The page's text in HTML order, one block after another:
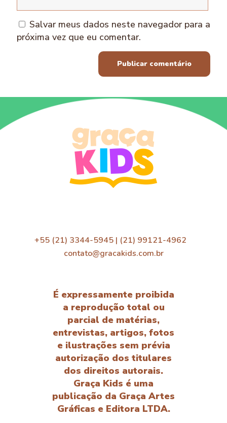
Salvar meus dados neste navegador para a
próxima vez que eu comentar.
+55 (21) 3344-5945 | (21) 99121-4962
contato@gracakids.com.br
É expressamente proibida
a reprodução total ou
parcial de matérias,
entrevistas, artigos, fotos
e ilustrações sem prévia
autorização dos titulares
dos direitos autorais.
Graça Kids é uma
publicação da Graça Artes
Gráficas e Editora LTDA.